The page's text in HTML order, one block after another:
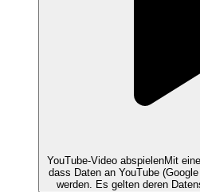
YouTube-Video abspielenMit
dass Daten an YouTube
werden. Es gelten deren